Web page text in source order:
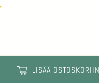
LISÄÄ OSTOSKORIIN